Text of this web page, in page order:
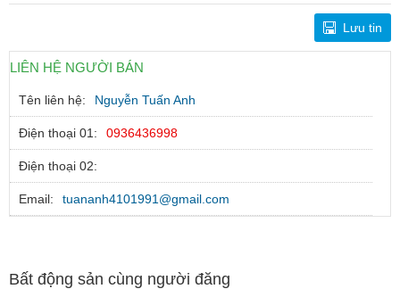
Lưu tin
LIÊN HỆ NGƯỜI BÁN
Tên liên hệ: Nguyễn Tuấn Anh
Điện thoại 01: 0936436998
Điện thoại 02:
Email: tuananh4101991@gmail.com
Bất động sản cùng người đăng